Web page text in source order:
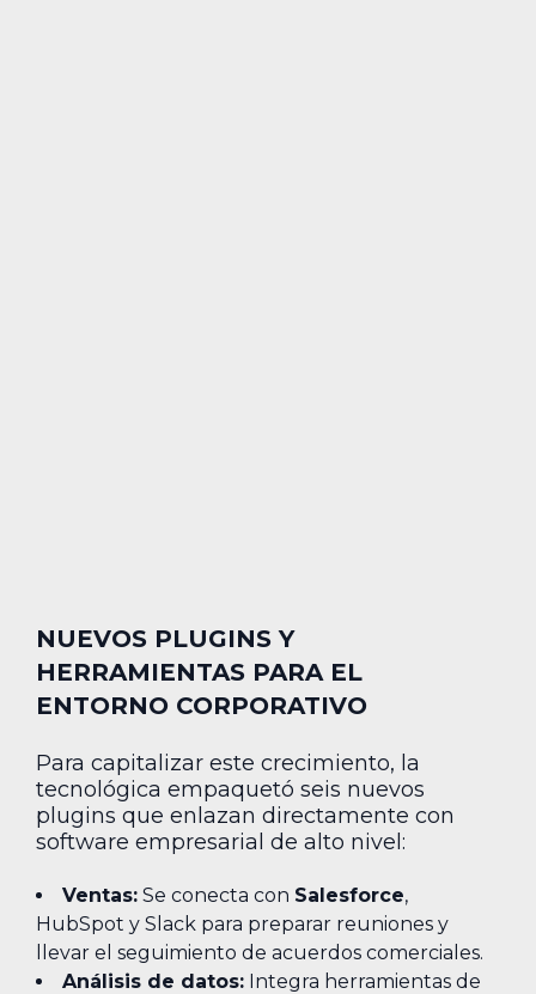
NUEVOS PLUGINS Y
HERRAMIENTAS PARA EL
ENTORNO CORPORATIVO
Para capitalizar este crecimiento, la
tecnológica empaquetó seis nuevos
plugins que enlazan directamente con
software empresarial de alto nivel:
Ventas: Se conecta con Salesforce,
HubSpot y Slack para preparar reuniones y
llevar el seguimiento de acuerdos comerciales.
Análisis de datos: Integra herramientas de